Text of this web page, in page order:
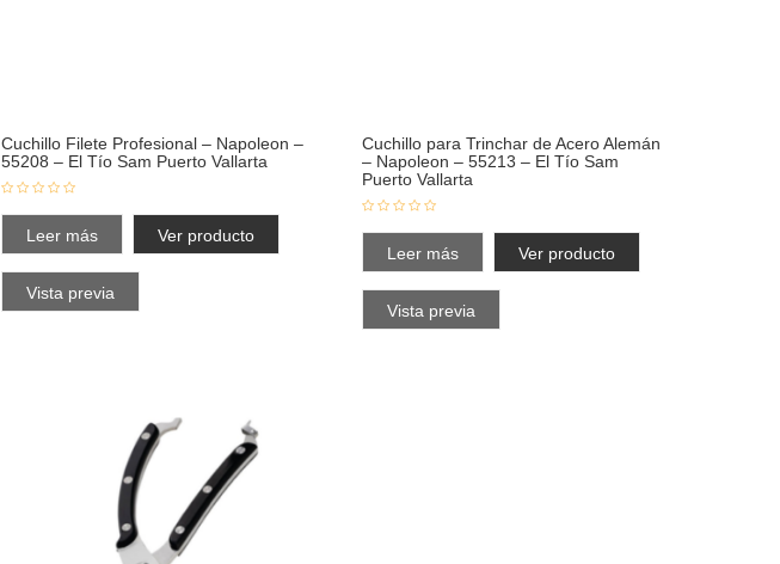
Cuchillo Filete Profesional – Napoleon –
55208 – El Tío Sam Puerto Vallarta
Leer más Ver producto
Vista previa
Cuchillo para Trinchar de Acero Alemán
– Napoleon – 55213 – El Tío Sam
Puerto Vallarta
Leer más Ver producto
Vista previa